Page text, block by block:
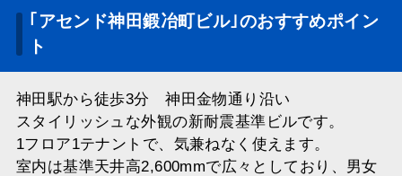
｢アセンド神田鍛冶町ビル｣のおすすめポイン
ト
神田駅から徒歩3分 神田金物通り沿い
スタイリッシュな外観の新耐震基準ビルです。
1フロア1テナントで、気兼ねなく使えます。
室内は基準天井高2,600mmで広々としており、男女